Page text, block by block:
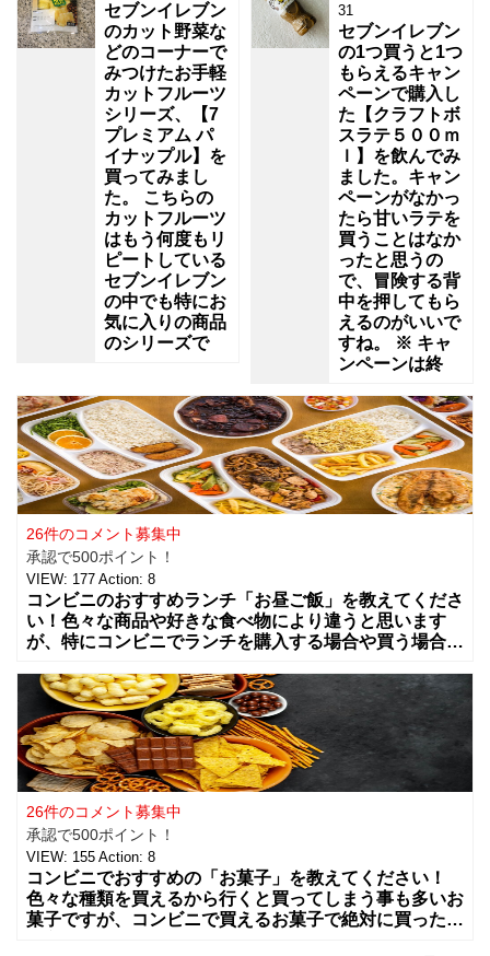
セブンイレブン
のカット野菜な
どのコーナーで
みつけたお手軽
カットフルーツ
シリーズ、【7
プレミアム パ
イナップル】を
買ってみまし
た。 こちらの
カットフルーツ
はもう何度もリ
ピートしている
セブンイレブン
の中でも特にお
気に入りの商品
のシリーズで
31
セブンイレブン
の1つ買うと1つ
もらえるキャン
ペーンで購入し
た【クラフトボ
スラテ５００ｍ
ｌ】を飲んでみ
ました。キャン
ペーンがなかっ
たら甘いラテを
買うことはなか
ったと思うの
で、冒険する背
中を押してもら
えるのがいいで
すね。 ※ キャ
ンペーンは終
26件のコメント募集中
承認で500ポイント！
VIEW: 177 Action: 8
コンビニのおすすめランチ「お昼ご飯」を教えてくださ
い！色々な商品や好きな食べ物により違うと思います
が、特にコンビニでランチを購入する場合や買う場合に
カップラーメンやコンビニ弁当、総菜やサラダ
26件のコメント募集中
承認で500ポイント！
VIEW: 155 Action: 8
コンビニでおすすめの「お菓子」を教えてください！
色々な種類を買えるから行くと買ってしまう事も多いお
菓子ですが、コンビニで買えるお菓子で絶対に買った方